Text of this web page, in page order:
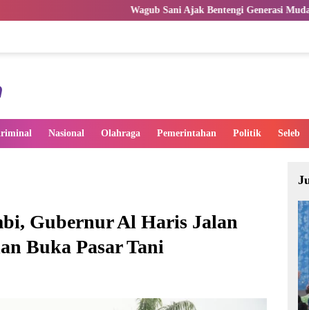
Wagub Sani Ajak Bentengi Generasi Muda Jambi dari
Nasional Olahraga Pemerintahan Politik Seleb
Gubernur Al Haris Jalan
Buka Pasar Tani